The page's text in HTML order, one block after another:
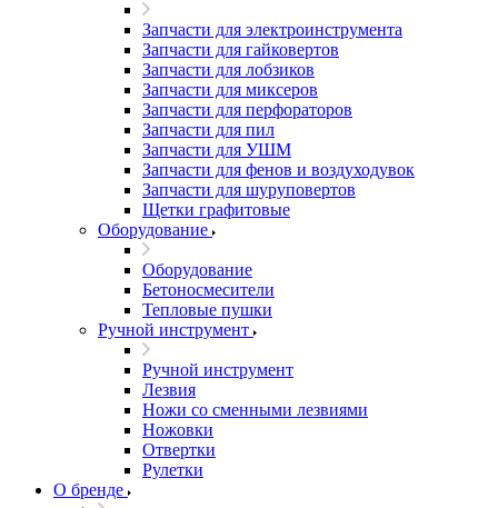
Запчасти для электроинструмента
Запчасти для гайковертов
Запчасти для лобзиков
Запчасти для миксеров
Запчасти для перфораторов
Запчасти для пил
Запчасти для УШМ
Запчасти для фенов и воздуходувок
Запчасти для шуруповертов
Щетки графитовые
Оборудование
Оборудование
Бетоносмесители
Тепловые пушки
Ручной инструмент
Ручной инструмент
Лезвия
Ножи со сменными лезвиями
Ножовки
Отвертки
Рулетки
О бренде